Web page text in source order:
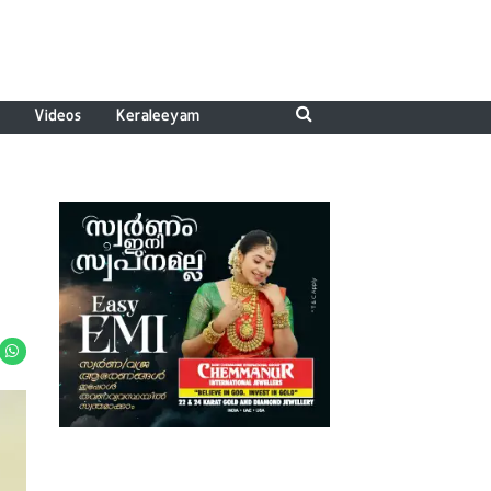
Videos Keraleeyam